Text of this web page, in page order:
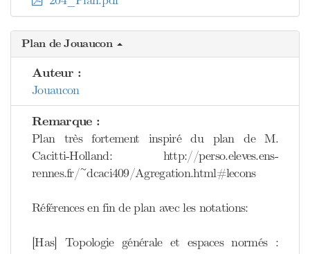
Plan de Jouaucon
Auteur :
Jouaucon
Remarque :
Plan très fortement inspiré du plan de M.
Cacitti-Holland: http://perso.eleves.ens-
rennes.fr/~dcaci409/Agregation.html#lecons
Références en fin de plan avec les notations:
[Has] Topologie générale et espaces normés :